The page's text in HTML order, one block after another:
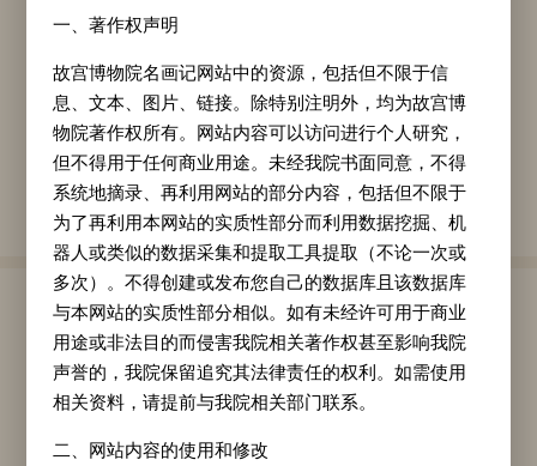
尽显其不拘小节、豪放不羁的个性特征；李靖与
大、肩胛宽厚的白马，尽显英姿飒爽之态。虬髯
客、李靖、红拂女三人出身于不同阶层，最终皆
以侠义精神为指引，在世间留下了一段传奇故
事。
作家任颐
任颐（1840—1896年），初名润，字小楼、伯
年，浙江绍兴人，寓居上海，以卖画为生。擅长
人物、肖像、花鸟、山水画。其绘画除继承民间
一、著作权声明
故宫博物院名画记网站中的资源，包括但不限于信
息、文本、图片、链接。除特别注明外，均为故宫博
物院著作权所有。网站内容可以访问进行个人研究，
但不得用于任何商业用途。未经我院书面同意，不得
系统地摘录、再利用网站的部分内容，包括但不限于
为了再利用本网站的实质性部分而利用数据挖掘、机
器人或类似的数据采集和提取工具提取（不论一次或
多次）。不得创建或发布您自己的数据库且该数据库
与本网站的实质性部分相似。如有未经许可用于商业
用途或非法目的而侵害我院相关著作权甚至影响我院
声誉的，我院保留追究其法律责任的权利。如需使用
相关资料，请提前与我院相关部门联系。
二、网站内容的使用和修改